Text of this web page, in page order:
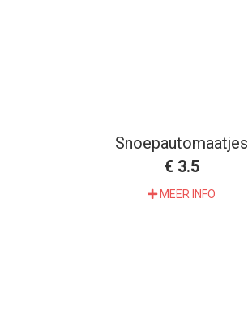
Snoepautomaatjes
€ 3.5
MEER INFO